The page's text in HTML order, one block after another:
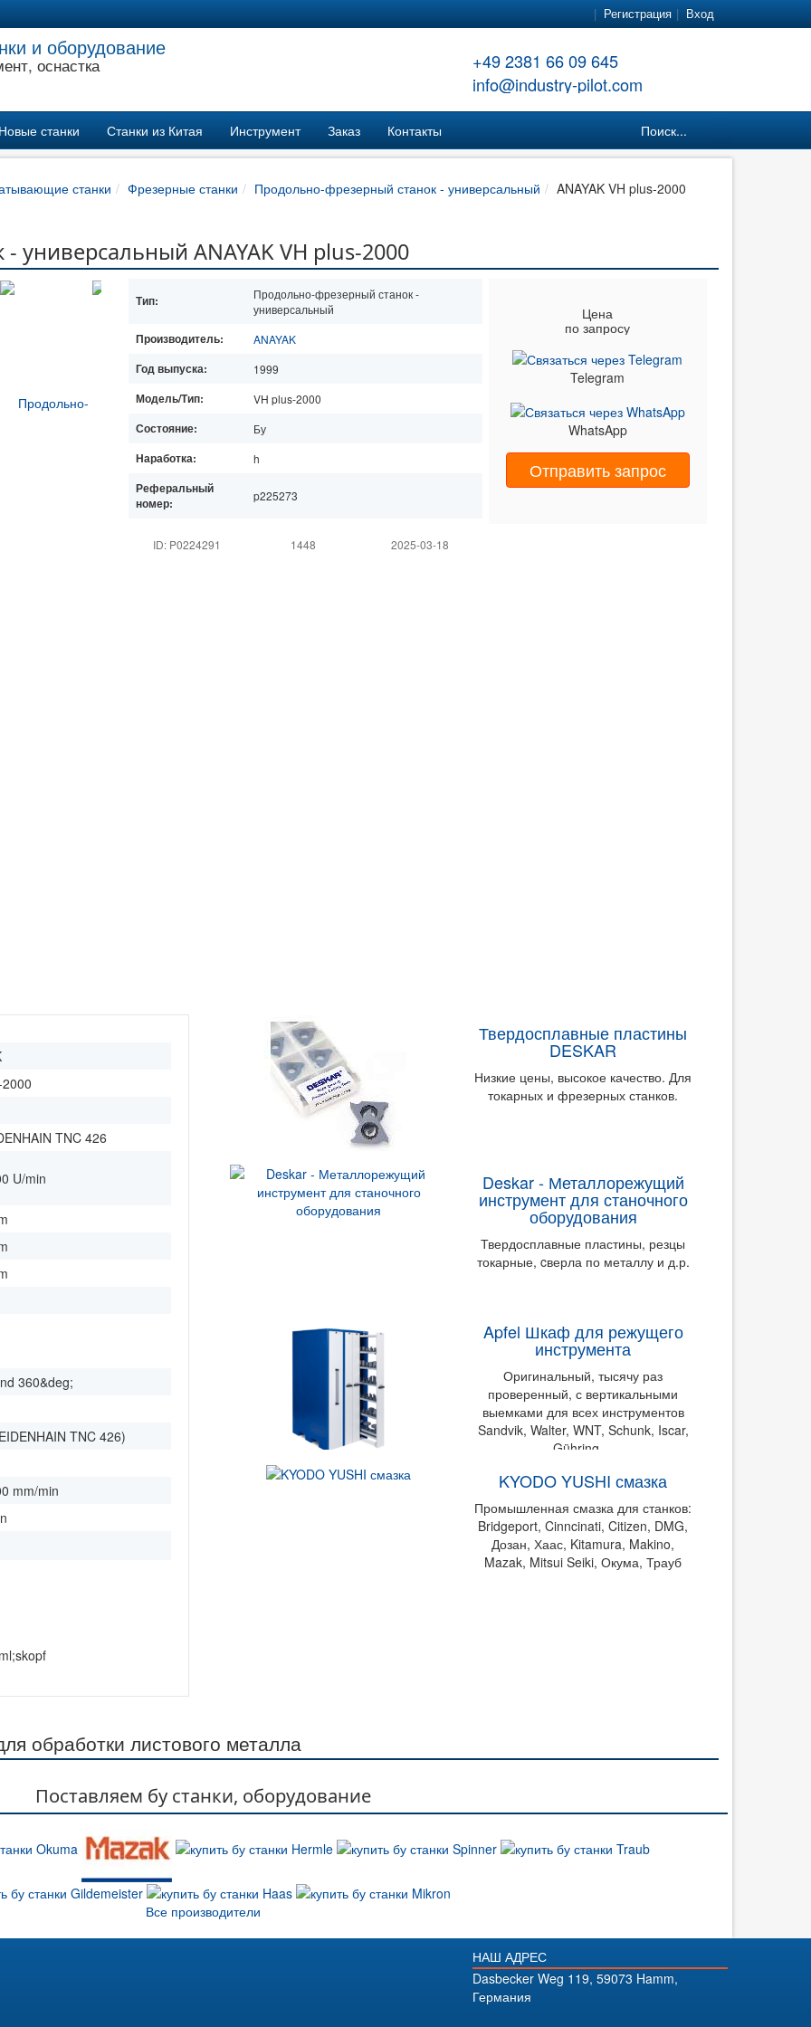
Регистрация Вход
и оборудование
оснастка
+49 2381 66 09 645
info@industry-pilot.com
станки Станки из Китая Инструмент Заказ Контакты Поиск...
станки Фрезерные станки Продольно-фрезерный станок - универсальный ANAYAK VH plus-2000
универсальный ANAYAK VH plus-2000
Тип:
Продольно-фрезерный станок -
универсальный
Производитель: ANAYAK
Год выпуска: 1999
Модель/Тип: VH plus-2000
Состояние: Бу
Наработка: h
Реферальный
номер:
p225273
ID: P0224291 1448 2025-03-18
Цена
по запросу
Telegram
WhatsApp
Отправить запрос
TNC 426
U/min
360&deg;
TNC 426)
mm/min
Твердосплавные пластины
DESKAR
Низкие цены, высокое качество. Для
токарных и фрезерных станков.
Deskar - Металлорежущий
инструмент для станочного
оборудования
Твердосплавные пластины, резцы
токарные, cверла по металлу и д.р.
Apfel Шкаф для режущего
инструмента
Оригинальный, тысячу раз
проверенный, с вертикальными
выемками для всех инструментов
Sandvik, Walter, WNT, Schunk, Iscar,
Gühring ...
KYODO YUSHI смазка
Промышленная смазка для станков:
Bridgeport, Cinncinati, Citizen, DMG,
Дозан, Хаас, Kitamura, Makino,
Mazak, Mitsui Seiki, Окума, Трауб
обработки листового металла
Поставляем бу станки, оборудование
Все производители
НАШ АДРЕС
Dasbecker Weg 119, 59073 Hamm,
Германия